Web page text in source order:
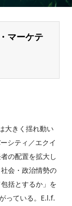
マーケテ
大きく揺れ動い
シティ／エクイ
の配置を拡大し
会・政治情勢の
括とするか」を
っている。E.l.f.